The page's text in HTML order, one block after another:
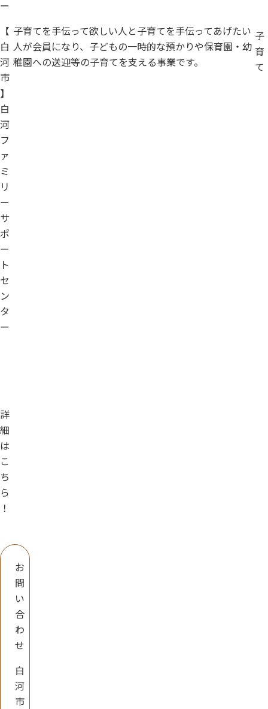
ー
【
白
河
市
】
白
河
フ
ァ
ミ
リ
ー
サ
ポ
ー
ト
セ
ン
タ
ー
子育てを手伝って欲しい人と子育てを手伝ってあげたい
人が会員になり、子どもの一時的な預かりや保育園・幼
稚園への送迎等の子育てを支える事業です。
子
育
て
詳
細
は
こ
ち
ら
！
お
問
い
合
わ
せ
白
河
市